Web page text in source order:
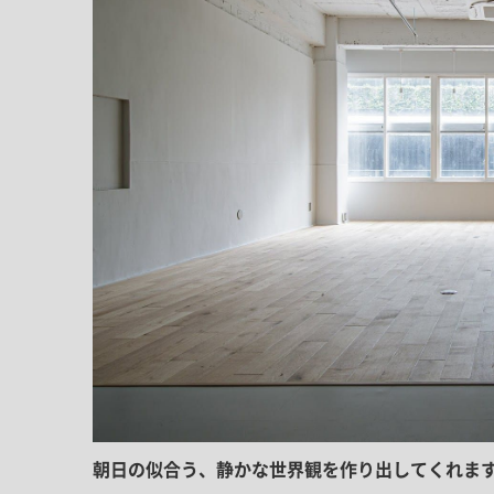
朝日の似合う、静かな世界観を作り出してくれま